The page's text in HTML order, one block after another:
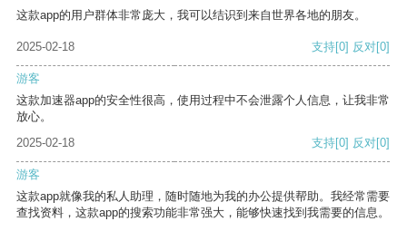
这款app的用户群体非常庞大，我可以结识到来自世界各地的朋友。
2025-02-18 支持[0] 反对[0]
游客
这款加速器app的安全性很高，使用过程中不会泄露个人信息，让我非常
放心。
2025-02-18
支持[0] 反对[0]
游客
这款app就像我的私人助理，随时随地为我的办公提供帮助。我经常需要
查找资料，这款app的搜索功能非常强大，能够快速找到我需要的信息。